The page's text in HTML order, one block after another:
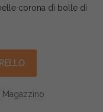
corona di bolle di
Magazzino